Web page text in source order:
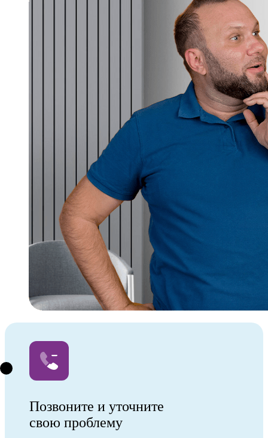
Позвоните и уточните
свою проблему